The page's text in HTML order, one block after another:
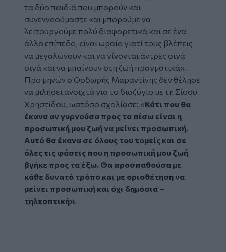
τα δύο παιδιά που μπορούν και
συνεννοούμαστε και μπορούμε να
λειτουργούμε πολύ διαφορετικά και σε ένα
άλλο επίπεδο, είναι ωραίο γιατί τους βλέπεις
να μεγαλώνουν και να γίνονται άντρες σιγά
σιγά και να μπαίνουν στη ζωή πραγματικά».
Προ μηνών ο Θοδωρής Μαραντίνης δεν θέλησε
να μιλήσει ανοιχτά για το διαζύγιο με τη Σίσσυ
Χρηστίδου, ωστόσο σχολίασε: «Κάτι που θα
έκανα αν γυρνούσα προς τα πίσω είναι η
προσωπική μου ζωή να μείνει προσωπική.
Αυτό θα έκανα σε όλους του τομείς και σε
όλες τις φάσεις που η προσωπική μου ζωή
βγήκε προς τα έξω. Θα προσπαθούσα με
κάθε δυνατό τρόπο και με οριοθέτηση να
μείνει προσωπική και όχι δημόσια –
τηλεοπτική».